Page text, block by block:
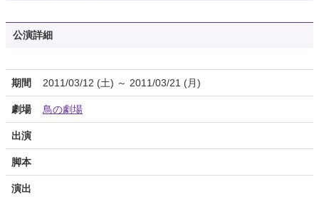
公演詳細
期間 2011/03/12 (土) ～ 2011/03/21 (月)
劇場 鳥の劇場
出演
脚本
演出